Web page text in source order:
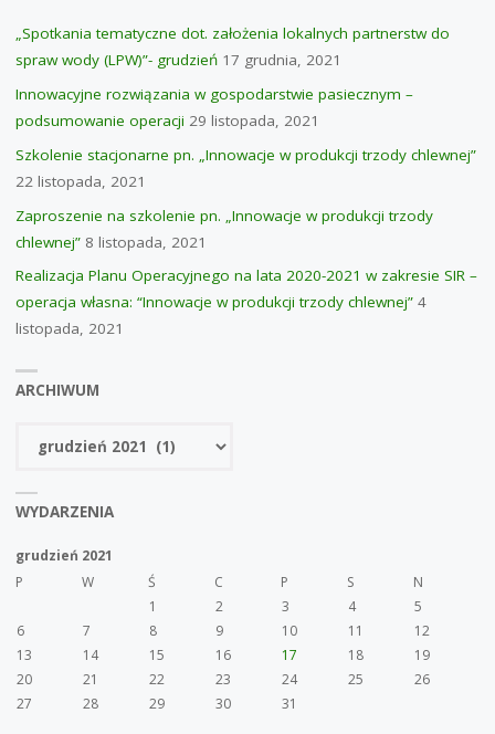
DO
SPRAW
WODY
GRUDZIEŃ"
„Spotkania tematyczne dot. założenia lokalnych partnerstw do
spraw wody (LPW)”- grudzień 17 grudnia, 2021
Innowacyjne rozwiązania w gospodarstwie pasiecznym –
podsumowanie operacji 29 listopada, 2021
Szkolenie stacjonarne pn. „Innowacje w produkcji trzody chlewnej”
22 listopada, 2021
Zaproszenie na szkolenie pn. „Innowacje w produkcji trzody
chlewnej” 8 listopada, 2021
Realizacja Planu Operacyjnego na lata 2020-2021 w zakresie SIR –
operacja własna: “Innowacje w produkcji trzody chlewnej” 4
listopada, 2021
ARCHIWUM
WYDARZENIA
grudzień 2021
P
W Ś C P S
N
1
2 3 4
5
6
7 8 9 10 11
12
13
14 15 16 17 18
19
20
21 22 23 24 25
26
27
28 29 30 31